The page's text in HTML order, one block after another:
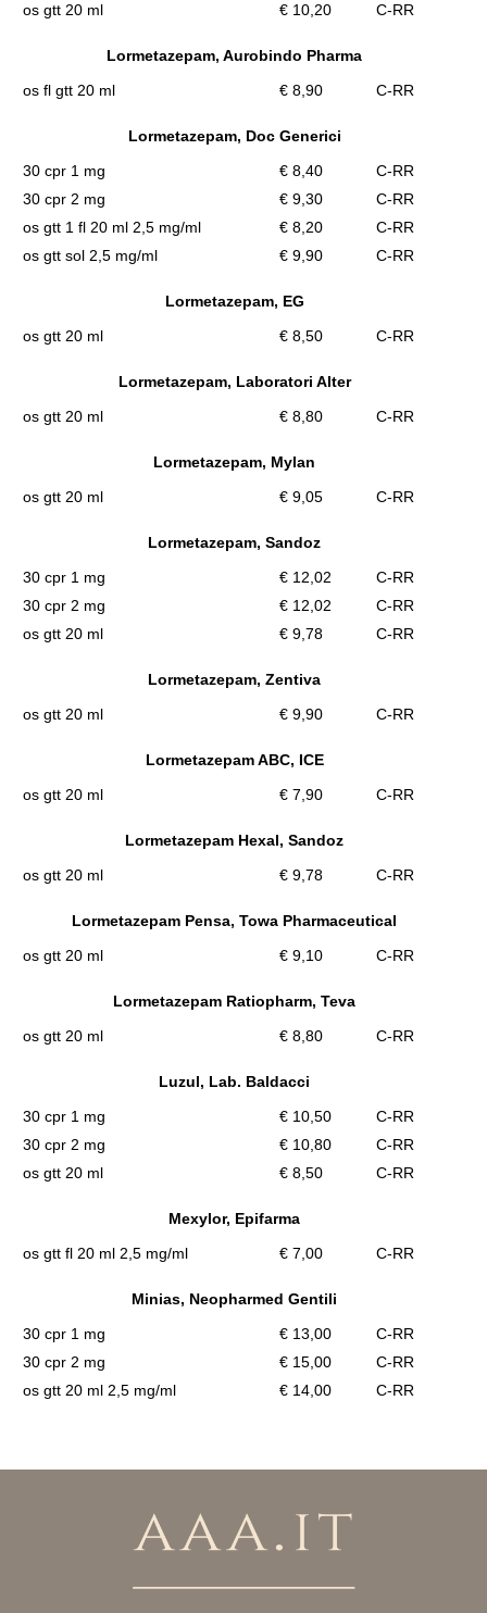
os gtt 20 ml
€ 10,20 C-RR
Lormetazepam, Aurobindo Pharma
os fl gtt 20 ml
€ 8,90 C-RR
Lormetazepam, Doc Generici
30 cpr 1 mg
€ 8,40
C-RR
30 cpr 2 mg
€ 9,30
C-RR
os gtt 1 fl 20 ml 2,5 mg/ml
€ 8,20
C-RR
os gtt sol 2,5 mg/ml
€ 9,90 C-RR
Lormetazepam, EG
os gtt 20 ml
€ 8,50 C-RR
Lormetazepam, Laboratori Alter
os gtt 20 ml
€ 8,80 C-RR
Lormetazepam, Mylan
os gtt 20 ml
€ 9,05 C-RR
Lormetazepam, Sandoz
30 cpr 1 mg
€ 12,02
C-RR
30 cpr 2 mg
€ 12,02
C-RR
os gtt 20 ml
€ 9,78 C-RR
Lormetazepam, Zentiva
os gtt 20 ml
€ 9,90 C-RR
Lormetazepam ABC, ICE
os gtt 20 ml
€ 7,90 C-RR
Lormetazepam Hexal, Sandoz
os gtt 20 ml
€ 9,78 C-RR
Lormetazepam Pensa, Towa Pharmaceutical
os gtt 20 ml
€ 9,10 C-RR
Lormetazepam Ratiopharm, Teva
os gtt 20 ml
€ 8,80 C-RR
Luzul, Lab. Baldacci
30 cpr 1 mg
€ 10,50
C-RR
30 cpr 2 mg
€ 10,80
C-RR
os gtt 20 ml
€ 8,50 C-RR
Mexylor, Epifarma
os gtt fl 20 ml 2,5 mg/ml
€ 7,00 C-RR
Minias, Neopharmed Gentili
30 cpr 1 mg
€ 13,00
C-RR
30 cpr 2 mg
€ 15,00
C-RR
os gtt 20 ml 2,5 mg/ml
€ 14,00 C-RR